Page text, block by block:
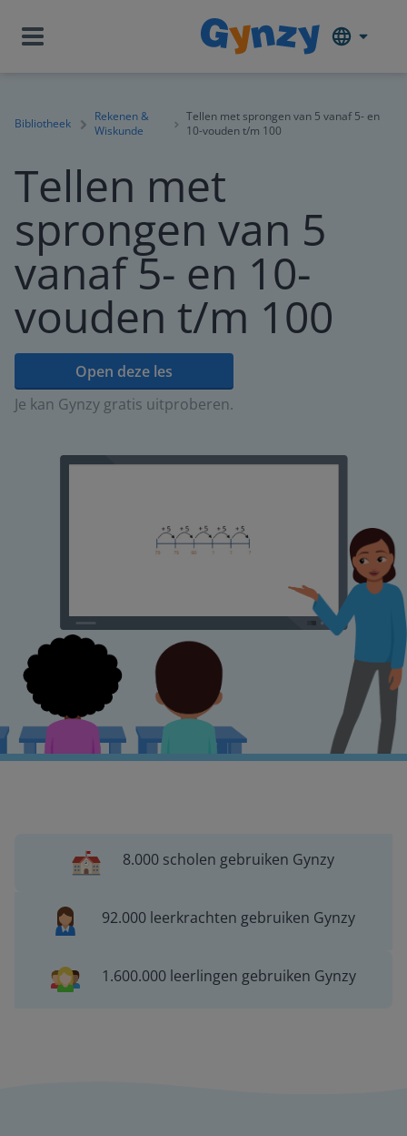
Bibliotheek
Rekenen &
Wiskunde
Tellen met sprongen van 5 vanaf 5- en
10-vouden t/m 100
Tellen met
sprongen van 5
vanaf 5- en 10-
vouden t/m 100
Open deze les
Je kan Gynzy gratis uitproberen.
8.000 scholen gebruiken Gynzy
92.000 leerkrachten gebruiken Gynzy
1.600.000 leerlingen gebruiken Gynzy